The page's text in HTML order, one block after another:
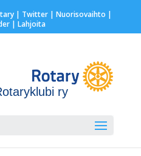
| Twitter| Nuorisovaihto |
| Lahjoita
ry